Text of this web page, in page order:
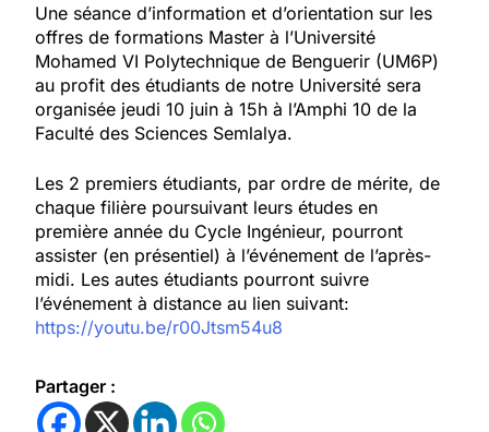
Une séance d’information et d’orientation sur les
offres de formations Master à l’Université
Mohamed VI Polytechnique de Benguerir (UM6P)
au profit des étudiants de notre Université sera
organisée jeudi 10 juin à 15h à l’Amphi 10 de la
Faculté des Sciences Semlalya.
Les 2 premiers étudiants, par ordre de mérite, de
chaque filière poursuivant leurs études en
première année du Cycle Ingénieur, pourront
assister (en présentiel) à l’événement de l’après-
midi. Les autes étudiants pourront suivre
l’événement à distance au lien suivant:
https://youtu.be/r00Jtsm54u8
Partager :